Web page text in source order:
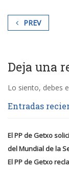
PREV
Deja una
Lo siento, debes
Entradas
El PP de Getxo
del Mundial de la
El PP de Getxo